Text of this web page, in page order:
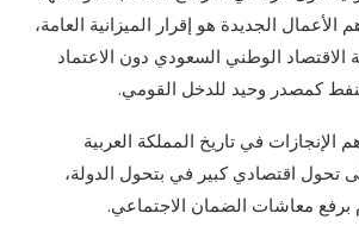
الجديدة هو إقرار الميزانية العامة،
الاقتصاد الوطني السعودي دون الاعتماد
كمصدر وحيد للدخل القومي.
الإنجازات في تاريخ المملكة العربية
تحول اقتصادي كبير في بتحول الدولة،
برفع معاشات الضمان الاجتماعي.